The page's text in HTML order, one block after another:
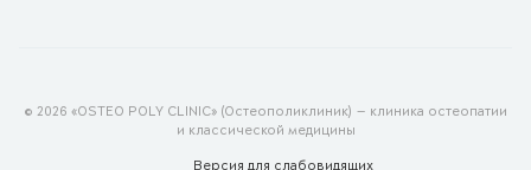
© 2026 «OSTEO POLY CLINIC» (Остеополиклиник) — клиника остеопатии
и классической медицины
Версия для слабовидящих